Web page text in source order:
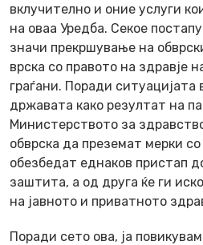
вклучително и оние услуги
на оваа Уредба. Секое
значи прекршување на
врска со правото на здравје
граѓани. Поради ситуацијата
државата како резултат на
Министерството за
обврска да преземат мерки
обезбедат еднаков пристап
заштита, а од друга ќе ги
на јавното и приватното
Поради сето ова, ја